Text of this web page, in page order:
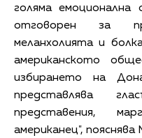
голяма
отговорен за
меланхолията и
американското
избирането на
представлява
представения,
американец",